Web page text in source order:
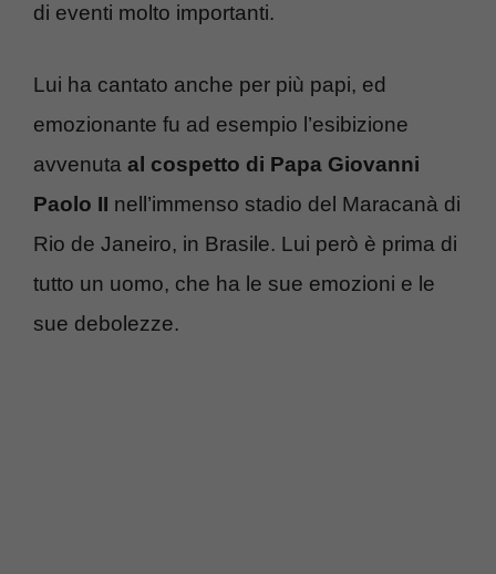
di eventi molto importanti.
Lui ha cantato anche per più papi, ed
emozionante fu ad esempio l’esibizione
avvenuta al cospetto di Papa Giovanni
Paolo II nell’immenso stadio del Maracanà di
Rio de Janeiro, in Brasile. Lui però è prima di
tutto un uomo, che ha le sue emozioni e le
sue debolezze.